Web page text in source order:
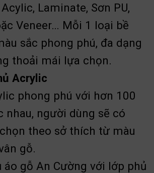
Laminate, Sơn PU,
Veneer… Mỗi 1 loại bề
sắc phong phú, đa dạng
thoải mái lựa chọn.
Acrylic
phong phú với hơn 100
nhau, người dùng sẽ có
theo sở thích từ màu
gỗ.
áo gỗ An Cường với lớp phủ